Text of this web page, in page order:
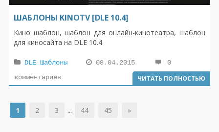
ШАБЛОНЫ KINOTV [DLE 10.4]
Кино шаблон, шаблон для онлайн-кинотеатра, шаблон
для киносайта на DLE 10.4
DLE Шаблоны 08.04.2015
0
комментариев
ЧИТАТЬ ПОЛНОСТЬЮ
1 2 3 ... 44 45 »